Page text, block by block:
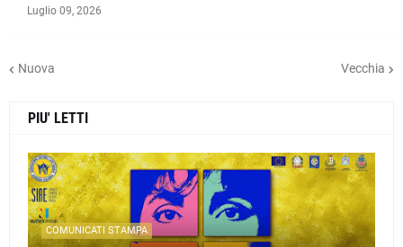
Luglio 09, 2026
Nuova Vecchia
PIU' LETTI
COMUNICATI STAMPA